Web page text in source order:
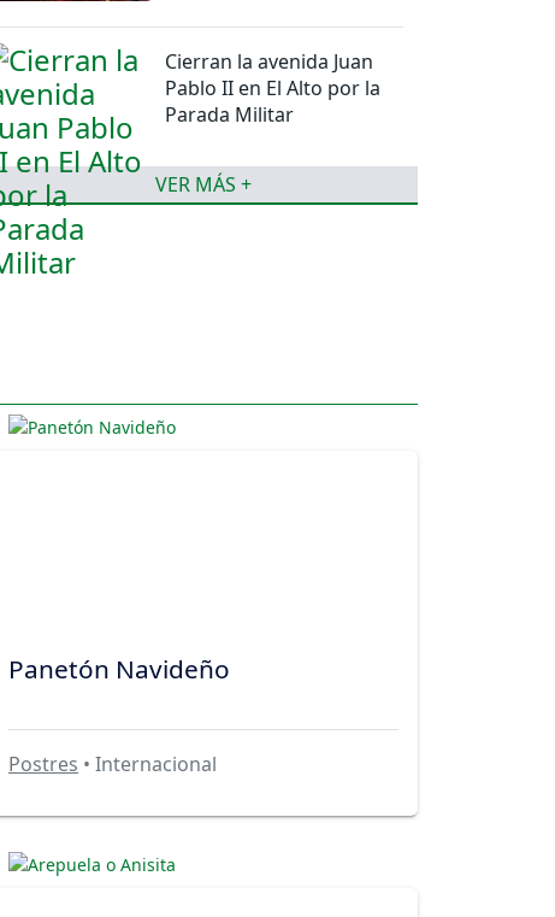
Cierran la avenida Juan
Pablo II en El Alto por la
Parada Militar
VER MÁS +
Panetón Navideño
Postres • Internacional